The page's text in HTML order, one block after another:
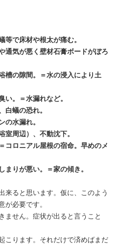
等で床材や根太が痛む。
通気が悪く壁材石膏ボードがぼろ
槽の隙間。＝水の浸入により土
い。＝水漏れなど。
白蟻の恐れ。
の水漏れ。
室周辺）、不動沈下。
コロニアル屋根の宿命。早めのメ
まりが悪い。＝家の傾き。
来ると思います。仮に、このよう
が必要です。
ません。症状が出ると言うこと
こります。それだけで済めばまだ